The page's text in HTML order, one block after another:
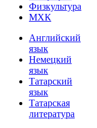
Физкультура
МХК
Английский
язык
Немецкий
язык
Татарский
язык
Татарская
литература